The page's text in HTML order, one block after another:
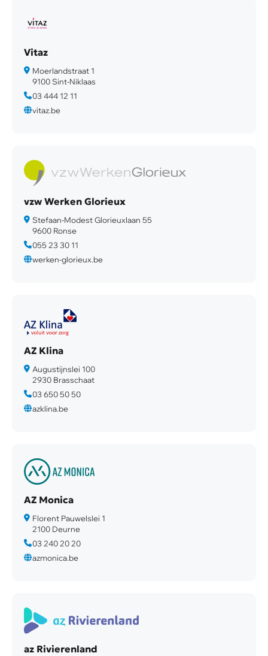
Vitaz
Moerlandstraat 1
9100 Sint-Niklaas
03 444 12 11
vitaz.be
vzw Werken Glorieux
Stefaan-Modest Glorieuxlaan 55
9600 Ronse
055 23 30 11
werken-glorieux.be
AZ Klina
Augustijnslei 100
2930 Brasschaat
03 650 50 50
azklina.be
AZ Monica
Florent Pauwelslei 1
2100 Deurne
03 240 20 20
azmonica.be
az Rivierenland